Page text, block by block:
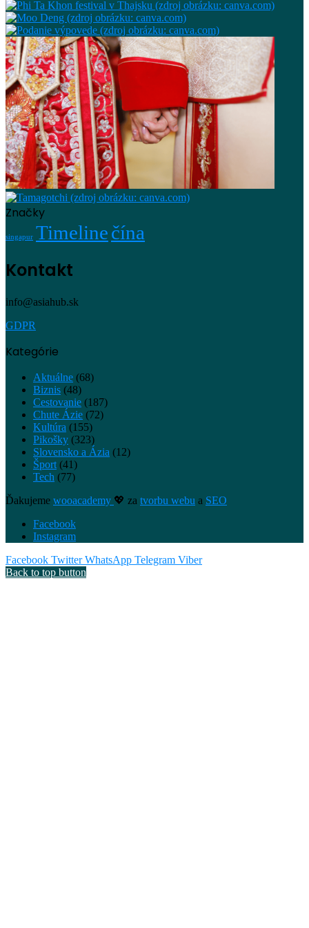
Značky
singapur Timelinečína
Kontakt
info@asiahub.sk
GDPR
Kategórie
Aktuálne (68)
Biznis (48)
Cestovanie (187)
Chute Ázie (72)
Kultúra (155)
Pikošky (323)
Slovensko a Ázia (12)
Šport (41)
Tech (77)
Ďakujeme wooacademy 💖 za tvorbu webu a SEO
Facebook
Instagram
Facebook Twitter WhatsApp Telegram Viber
Back to top button